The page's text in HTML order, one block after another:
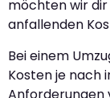
möchten wir
anfallenden
Bei einem
Kosten je nach
Anforderungen